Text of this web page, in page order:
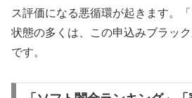
ス評価になる悪循環が起きます。
状態の多くは、この申込みブラッ
です。